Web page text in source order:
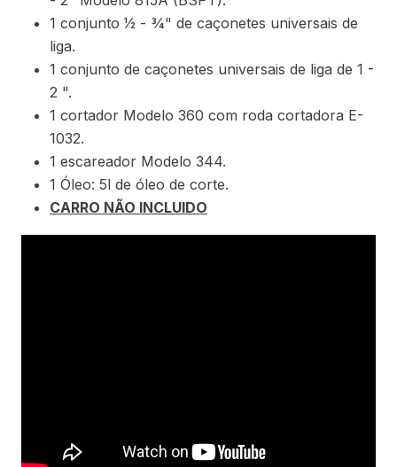
1 conjunto 1⁄2 - 3⁄4" de caçonetes universais de
liga.
1 conjunto de caçonetes universais de liga de 1 -
2 ".
1 cortador Modelo 360 com roda cortadora E-
1032.
1 escareador Modelo 344.
1 Óleo: 5l de óleo de corte.
CARRO NÃO INCLUIDO